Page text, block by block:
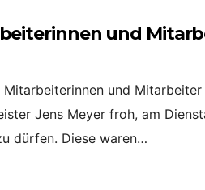
und
und
Jens Meyer froh, am
dürfen. Diese waren…